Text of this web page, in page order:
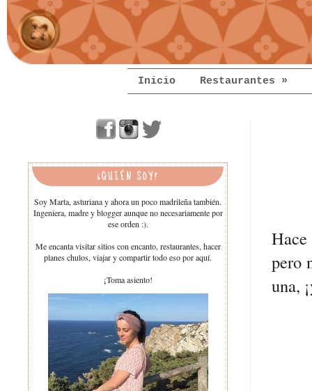
Inicio Restaurantes »
pero
una,
¿QUIÉN SOY?
Soy Marta, asturiana y ahora un poco madrileña también.
Ingeniera, madre y blogger aunque no necesariamente por
ese orden :).
Me encanta visitar sitios con encanto, restaurantes, hacer
planes chulos, viajar y compartir todo eso por aquí.
¡Toma asiento!